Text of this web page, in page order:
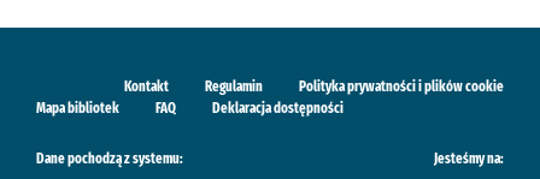
Kontakt Regulamin
Polityka prywatności i plików cookie
Mapa bibliotek
FAQ Deklaracja dostępności
Dane pochodzą z systemu: Jesteśmy na: